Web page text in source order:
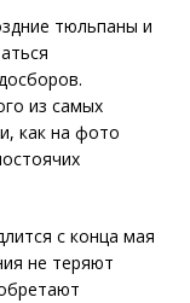
тюльпаны и
из самых
как на фото
с конца мая
не теряют